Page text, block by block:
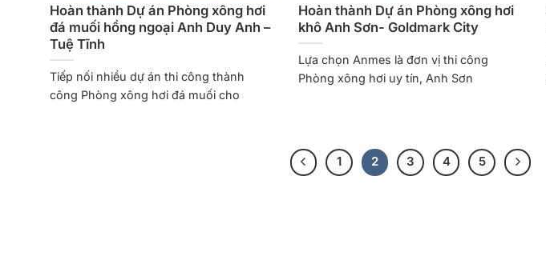
Hoàn thành Dự án Phòng xông hơi
đá muối hồng ngoại Anh Duy Anh –
Tuệ Tĩnh
Tiếp nối nhiều dự án thi công thành
công Phòng xông hơi đá muối cho
Hoàn thành Dự án Phòng xông hơi
khô Anh Sơn- Goldmark City
Lựa chọn Anmes là đơn vị thi công
Phòng xông hơi uy tín, Anh Sơn
1 2 3 4 5